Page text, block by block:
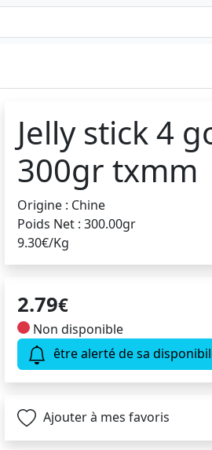
Jelly stick 4
300gr txmm
Origine : Chine
Poids Net : 300.00gr
9.30€/Kg
2.79€
Non disponible
être alerté de sa
Ajouter à mes favoris